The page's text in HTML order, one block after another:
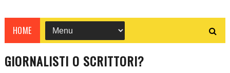
HOME
GIORNALISTI O SCRITTORI?